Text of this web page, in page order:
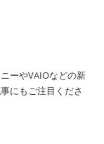
ーやVAIOなどの新
にもご注目くださ